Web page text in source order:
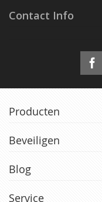
Contact Info
Producten
Beveiligen
Blog
Service